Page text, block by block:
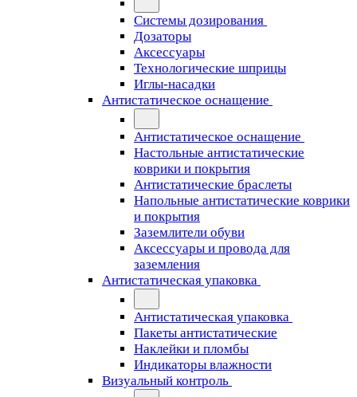
Системы дозирования
Дозаторы
Аксессуары
Технологические шприцы
Иглы-насадки
Антистатическое оснащение
Антистатическое оснащение
Настольные антистатические
коврики и покрытия
Антистатические браслеты
Напольные антистатические коврики
и покрытия
Заземлители обуви
Аксессуары и провода для
заземления
Антистатическая упаковка
Антистатическая упаковка
Пакеты антистатические
Наклейки и пломбы
Индикаторы влажности
Визуальный контроль